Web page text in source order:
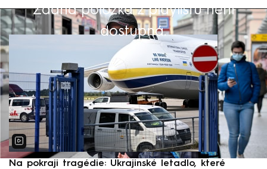
Žádná položka z playlistu není
dostupná.
Výběr redakce
Na pokraji tragédie: Ukrajinské letadlo, které